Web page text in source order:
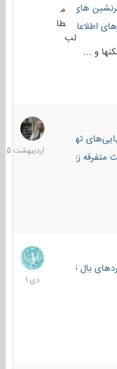
های دریایی
اطلاعاتی و جاسوسی
طا
لب
و ...
تهاجمی
زیرسطحی
31
1405
بال ثابت
12
دی
1401